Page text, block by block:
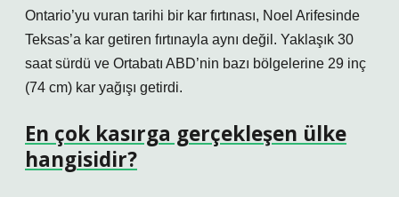
Ontario’yu vuran tarihi bir kar fırtınası, Noel Arifesinde
Teksas’a kar getiren fırtınayla aynı değil. Yaklaşık 30
saat sürdü ve Ortabatı ABD’nin bazı bölgelerine 29 inç
(74 cm) kar yağışı getirdi.
En çok kasırga gerçekleşen ülke
hangisidir?